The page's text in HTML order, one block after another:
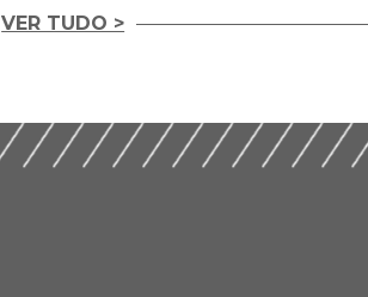
para um Setor
Sustentável (2026)
ESG nas
Construção
VER TUDO >